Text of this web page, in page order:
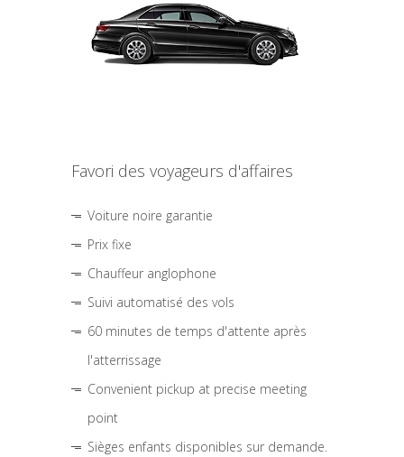
Favori des voyageurs d'affaires
Voiture noire garantie
Prix fixe
Chauffeur anglophone
Suivi automatisé des vols
60 minutes de temps d'attente après
l'atterrissage
Convenient pickup at precise meeting
point
Sièges enfants disponibles sur demande.